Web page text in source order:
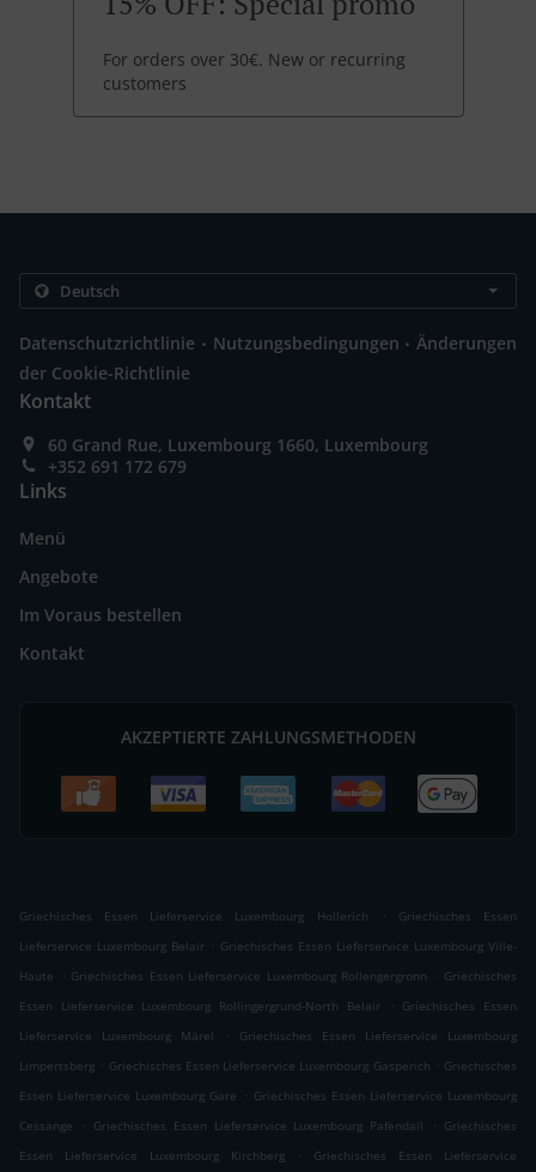
For orders over 30€. New or recurring
customers
Datenschutzrichtlinie . Nutzungsbedingungen . Änderungen
der Cookie-Richtlinie
Kontakt
60 Grand Rue, Luxembourg 1660, Luxembourg
+352 691 172 679
Links
Menü
Angebote
Im Voraus bestellen
Kontakt
AKZEPTIERTE ZAHLUNGSMETHODEN
Griechisches Essen Lieferservice Luxembourg Hollerich .
Griechisches Essen
Lieferservice Luxembourg Belair . Griechisches Essen Lieferservice Luxembourg Ville-
Haute
. Griechisches Essen Lieferservice Luxembourg Rollengergronn . Griechisches
Essen Lieferservice Luxembourg Rollingergrund-North Belair
. Griechisches Essen
Lieferservice Luxembourg Märel
.
Griechisches Essen Lieferservice Luxembourg
Limpertsberg . Griechisches Essen Lieferservice Luxembourg Gasperich . Griechisches
Essen Lieferservice Luxembourg Gare
. Griechisches Essen Lieferservice Luxembourg
Cessange
. Griechisches Essen Lieferservice Luxembourg Pafendall . Griechisches
Essen Lieferservice Luxembourg Kirchberg
.
Griechisches Essen Lieferservice